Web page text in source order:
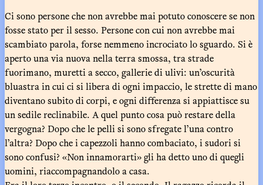
Ci sono persone che non avrebbe mai potuto conoscere se non
fosse stato per il sesso. Persone con cui non avrebbe mai
scambiato parola, forse nemmeno incrociato lo sguardo. Si è
aperto una via nuova nella terra smossa, tra strade
fuorimano, muretti a secco, gallerie di ulivi: un’oscurità
bluastra in cui ci si libera di ogni impaccio, le strette di mano
diventano subito di corpi, e ogni differenza si appiattisce su
un sedile reclinabile. A quel punto cosa può restare della
vergogna? Dopo che le pelli si sono sfregate l’una contro
l’altra? Dopo che i capezzoli hanno combaciato, i sudori si
sono confusi? «Non innamorarti» gli ha detto uno di quegli
uomini, riaccompagnandolo a casa.